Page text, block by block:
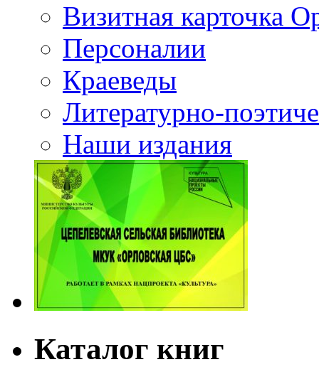
Визитная карточка
Персоналии
Краеведы
Литературно-
Наши издания
Каталог книг